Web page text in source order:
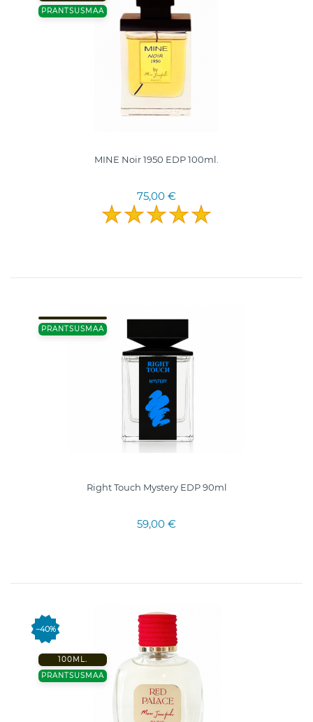
PRANTSUSMAA
MINE Noir 1950 EDP 100ml.
75,00 €
PRANTSUSMAA
Right Touch Mystery EDP 90ml
59,00 €
−40%
100ML.
PRANTSUSMAA